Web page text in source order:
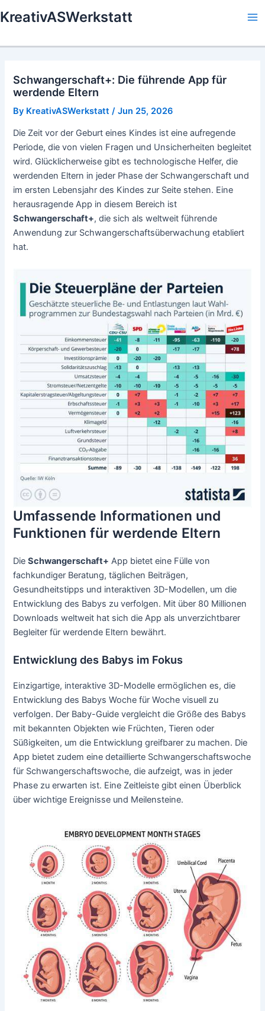
to
KreativASWerkstatt
Schwangerschaft+: Die führende App für
werdende Eltern
By KreativASWerkstatt /Jun 25, 2026
Die Zeit vor der Geburt eines Kindes ist eine aufregende
Periode, die von vielen Fragen und Unsicherheiten begleitet
wird. Glücklicherweise gibt es technologische Helfer, die
werdenden Eltern in jeder Phase der Schwangerschaft und
im ersten Lebensjahr des Kindes zur Seite stehen. Eine
herausragende App in diesem Bereich ist
Schwangerschaft+, die sich als weltweit führende
Anwendung zur Schwangerschaftsüberwachung etabliert
hat.
Umfassende Informationen und
Funktionen für werdende Eltern
DieSchwangerschaft+ App bietet eine Fülle von
fachkundiger Beratung, täglichen Beiträgen,
Gesundheitstipps und interaktiven 3D-Modellen, um die
Entwicklung des Babys zu verfolgen. Mit über 80 Millionen
Downloads weltweit hat sich die App als unverzichtbarer
Begleiter für werdende Eltern bewährt.
Entwicklung des Babys im Fokus
Einzigartige, interaktive 3D-Modelle ermöglichen es, die
Entwicklung des Babys Woche für Woche visuell zu
verfolgen. Der Baby-Guide vergleicht die Größe des Babys
mit bekannten Objekten wie Früchten, Tieren oder
Süßigkeiten, um die Entwicklung greifbarer zu machen. Die
App bietet zudem eine detaillierte Schwangerschaftswoche
für Schwangerschaftswoche, die aufzeigt, was in jeder
Phase zu erwarten ist. Eine Zeitleiste gibt einen Überblick
über wichtige Ereignisse und Meilensteine.